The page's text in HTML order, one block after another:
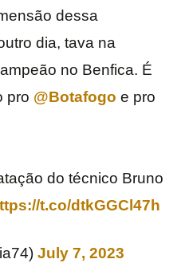
dessa
dia, tava na
no Benfica. É
pro @Botafogo e pro
do técnico Bruno
t.co/dtkGGCl47h
July 7, 2023